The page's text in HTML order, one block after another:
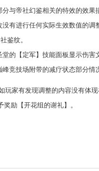
与帝社幻鉴相关的特效的效果
没有进行任何实际生效数值的
鉴纹。
的【定军】技能面板显示伤害
竞技场附带的减疗状态部分情
玩家有发现调整的内容没有体
励【开花组的谢礼】。